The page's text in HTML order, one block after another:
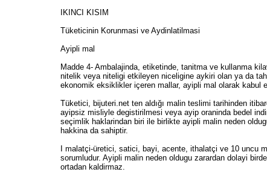
IKINCI KISIM
Tüketicinin Korunmasi ve Aydinlatilmasi
Ayipli mal
Madde 4- Ambalajinda, etiketinde, tanitma ve kullanma
nitelik veya niteligi etkileyen niceligine aykiri olan ya da
ekonomik eksiklikler içeren mallar, ayipli mal olarak kabul
Tüketici, bijuteri.net ten aldığı malin teslimi tarihinden
ayipsiz misliyle degistirilmesi veya ayip oraninda bedel
seçimlik haklarindan biri ile birlikte ayipli malin neden
hakkina da sahiptir.
I malatçi-üretici, satici, bayi, acente, ithalatçi ve 10 uncu
sorumludur. Ayipli malin neden oldugu zarardan dolayi
ortadan kaldirmaz.